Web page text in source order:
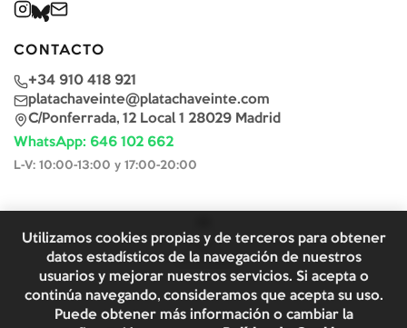
CONTACTO
+34 910 418 921
platachaveinte@platachaveinte.com
C/Ponferrada, 12 Local 1 28029 Madrid
WhatsApp: 646 102 662
L-V: 10:00-13:00 y 17:00-20:00
Utilizamos cookies propias y de terceros para obtener
datos estadísticos de la navegación de nuestros
usuarios y mejorar nuestros servicios. Si acepta o
continúa navegando, consideramos que acepta su uso.
Puede obtener más información o cambiar la